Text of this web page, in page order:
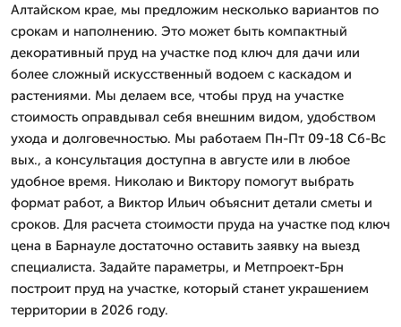
Алтайском крае, мы предложим несколько вариантов по
срокам и наполнению. Это может быть компактный
декоративный пруд на участке под ключ для дачи или
более сложный искусственный водоем с каскадом и
растениями. Мы делаем все, чтобы пруд на участке
стоимость оправдывал себя внешним видом, удобством
ухода и долговечностью. Мы работаем Пн-Пт 09-18 Сб-Вс
вых., а консультация доступна в августе или в любое
удобное время. Николаю и Виктору помогут выбрать
формат работ, а Виктор Ильич объяснит детали сметы и
сроков. Для расчета стоимости пруда на участке под ключ
цена в Барнауле достаточно оставить заявку на выезд
специалиста. Задайте параметры, и Метпроект-Брн
построит пруд на участке, который станет украшением
территории в 2026 году.